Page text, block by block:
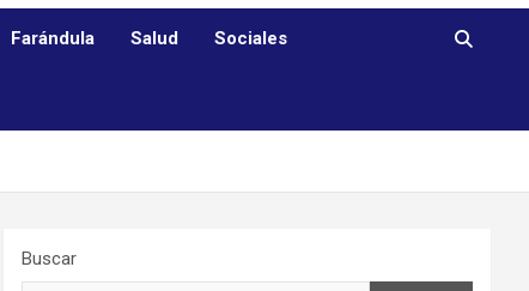
Farándula Salud Sociales
Buscar